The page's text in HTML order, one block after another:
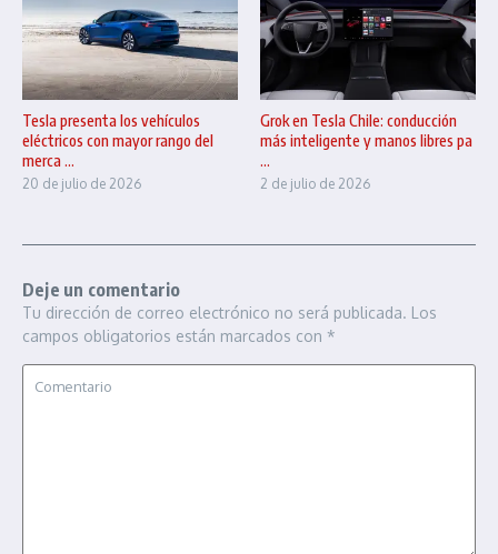
Tesla presenta los vehículos
eléctricos con mayor rango del
merca ...
20 de julio de 2026
Grok en Tesla Chile: conducción
más inteligente y manos libres pa
...
2 de julio de 2026
Deje un comentario
Tu dirección de correo electrónico no será publicada. Los
campos obligatorios están marcados con *